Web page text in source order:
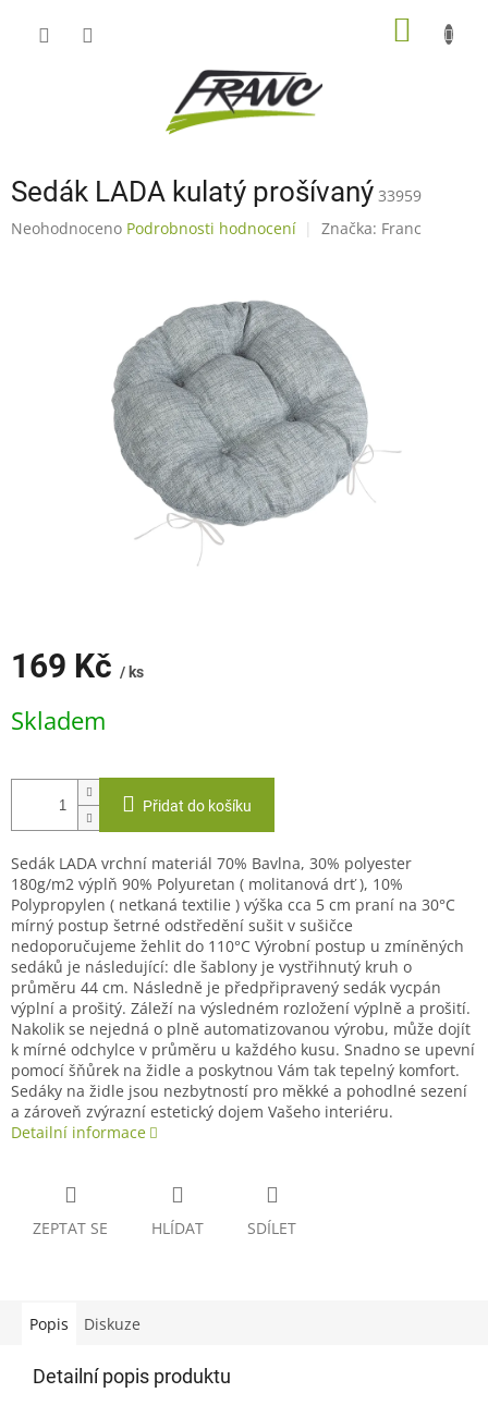
Sedák LADA kulatý prošívaný 33959
Průměrné
Neohodnoceno Podrobnosti hodnocení Značka: Franc
169 Kč / ks
cena:
Skladem
Přidat do košíku
Sedák LADA vrchní materiál 70% Bavlna, 30% polyester
180g/m2 výplň 90% Polyuretan ( molitanová drť ), 10%
Polypropylen ( netkaná textilie ) výška cca 5 cm praní na 30°C
mírný postup šetrné odstředění sušit v sušičce
nedoporučujeme žehlit do 110°C Výrobní postup u zmíněných
sedáků je následující: dle šablony je vystřihnutý kruh o
průměru 44 cm. Následně je předpřipravený sedák vycpán
výplní a prošitý. Záleží na výsledném rozložení výplně a prošití.
Nakolik se nejedná o plně automatizovanou výrobu, může dojít
k mírné odchylce v průměru u každého kusu. Snadno se upevní
pomocí šňůrek na židle a poskytnou Vám tak tepelný komfort.
Sedáky na židle jsou nezbytností pro měkké a pohodlné sezení
a zároveň zvýrazní estetický dojem Vašeho interiéru.
Detailní informace
ZEPTAT SE HLÍDAT SDÍLET
Popis Diskuze
Detailní popis produktu